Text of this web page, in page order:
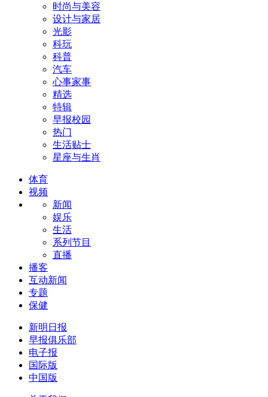
时尚与美容
设计与家居
光影
科玩
科普
汽车
心事家事
精选
特辑
早报校园
热门
生活贴士
星座与生肖
体育
视频
新闻
娱乐
生活
系列节目
直播
播客
互动新闻
专题
保健
新明日报
早报俱乐部
电子报
国际版
中国版